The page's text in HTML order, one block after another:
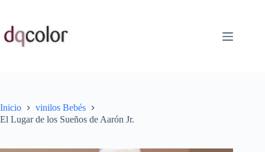
contenido
Inicio
vinilos Bebés
El Lugar de los Sueños de Aarón Jr.